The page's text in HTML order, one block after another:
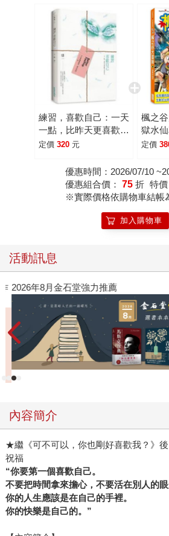
從事的也是編輯工作，如此經驗豐富
開始確實感受到不小的壓力，因為以
景，讓他在視覺美感上有一定的堅持
使用、文案編排、內頁版型，小到重
用、字體選擇、書腰設計，每個項目
親，禮貌地給予具體的建議！ 不過也
者，成為暢銷榜的常勝軍。在這個歷
頁不斷攀升的粉絲數與無數粉絲直接
二本《那些再與你無關的幸福》的封
也經過了長時間的溝通與調整，才完
氛圍的書封，肆一對書封的詮釋是「
淚」，非常貼近這本書想要傳達的正
與你無關的幸福》發書的時間點如同
五月，夏天才剛剛開始，但葉子都已
許，是可以試試的時候了。是時候，
了。」這次肆一在書中展現原有纖細
純熟的闡述能力，他認為愛情知易行
的道理講的不那麼教條，他說：「在
前，知道是第一步。而我一直想做的
很平常的道理，可能沒什麼大不了，
都懂，只是一時忘記的話。或許我無
但至少可以讓你知道，你永遠都值得
有壞，不希望是招惹讓大家傷心的眼
眼淚，讓你在覺得自己是一個人的時
一是個健談、幽默、反應快，偶爾言
當貼心的人，就如同他文章中一貫的
段精準、誠實的開場白，讓人領略愛
書寫又是如此充滿溫暖和了解，肆一
手，但身旁都是戀愛動物，他所說的
事，但其中不難看出他自己對愛情的
練習，喜歡自己：一天
一點，比昨天更喜歡今
天的自己
定價 320 元
楓之
獄水
定價
優惠時間：2026/07/10
優惠組合價： 75 折 特價
※實際價格依購物車結帳
加入購物車
活動訊息
2026年8月金石堂強力推薦
內容簡介
★繼《可不可以，你也剛好喜歡我？》
祝福
“你要第一個喜歡自己。
不要把時間拿來擔心，不要活在別人的眼
你的人生應該是在自己的手裡。
你的快樂是自己的。”